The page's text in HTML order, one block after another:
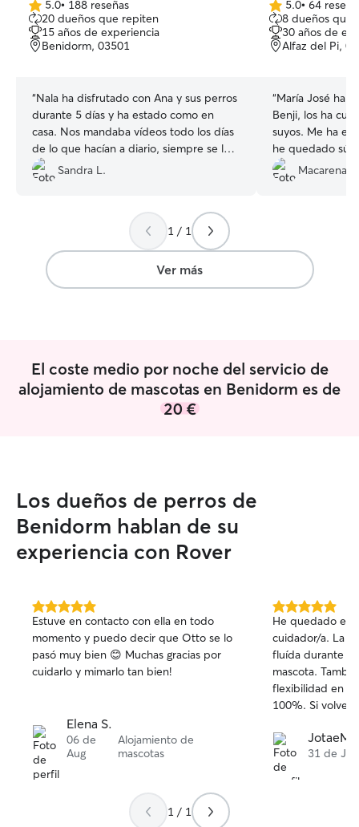
5.0
de
5
estrellas
5.0• 188 reseñas
20 dueños que repiten
15 años de experiencia
Benidorm, 03501
“Nala ha disfrutado con Ana y sus perros
durante 5 días y ha estado como en
casa. Nos mandaba vídeos todo los días
de lo que hacían a diario, siempre se le
veía feliz. También tengo que puntualizar
que tanto Ana como su marido tienen
trabajar con animales. Si algún día
volvemos por la zona la dejaremos con
ellos sin duda.”
Sandra L.
5.0
de
5
estrellas
5.0• 64
8 dueños que
30 años de
Alfaz del Pi,
“María José ha
Benji, los ha
suyos. Me ha
he quedado
su cuidado.
cuando
Macarena
1 / 1
Ver más
El coste medio por noche del servicio de
alojamiento de mascotas en Benidorm es de
20 €
Los dueños de perros de
Benidorm hablan de su
experiencia con Rover
5.0
de
5
estrellas
Estuve en contacto con ella en todo
momento y puedo decir que Otto se lo
pasó muy bien 😊 Muchas gracias por
cuidarlo y mimarlo tan bien!
Elena S.
06 de
Aug
Alojamiento de
mascotas
5.0
de
5
estrellas
He quedado
cuidador/a. La comunicación ha sido
fluída durante
mascota.
flexibilidad en las horas.
100%. Si
31 de Jul
1 / 1